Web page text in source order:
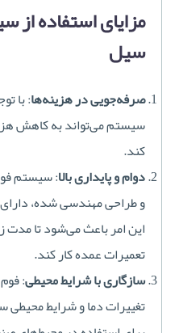
مزایای استفاده
سیل
صرفه‌جویی در هزینه‌ها: با
سیستم می‌تواند به کاهش
کند.
دوام و پایداری بالا: سیستم
و طراحی مهندسی شده، دارای
این امر باعث می‌شود تا مدت
تعمیرات عمده کار کند.
سازگاری با شرایط محیطی:
تغییرات دما و شرایط محیطی